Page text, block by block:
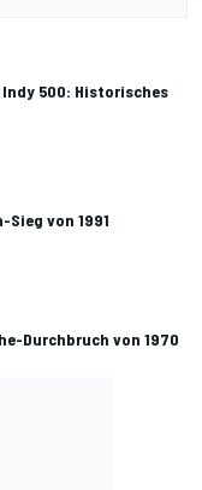
500: Historisches
Sieg von 1991
Durchbruch von 1970